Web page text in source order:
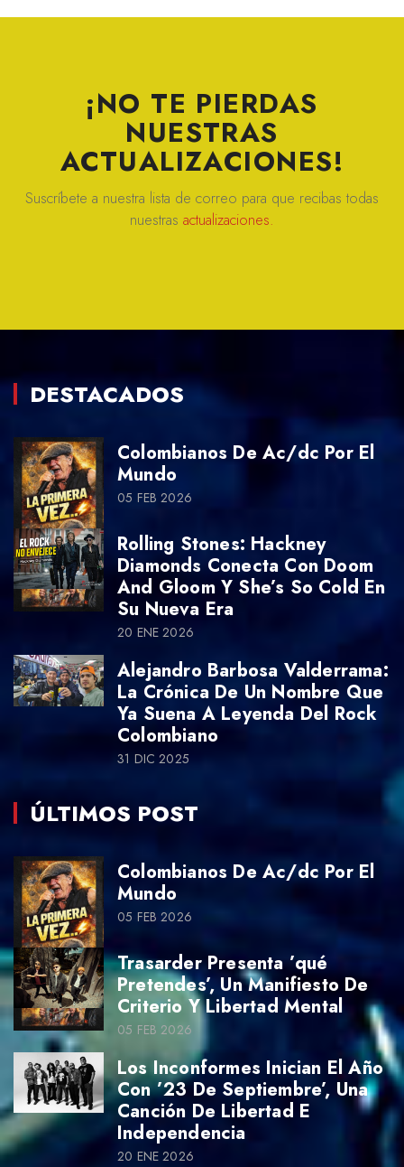
¡NO TE PIERDAS
NUESTRAS
ACTUALIZACIONES!
Suscríbete a nuestra lista de correo para que recibas todas
nuestras actualizaciones.
DESTACADOS
Colombianos De Ac/dc Por El
Mundo
05 FEB 2026
Rolling Stones: Hackney
Diamonds Conecta Con Doom
And Gloom Y She’s So Cold En
Su Nueva Era
20 ENE 2026
Alejandro Barbosa Valderrama:
La Crónica De Un Nombre Que
Ya Suena A Leyenda Del Rock
Colombiano
31 DIC 2025
ÚLTIMOS POST
Colombianos De Ac/dc Por El
Mundo
05 FEB 2026
Trasarder Presenta ’qué
Pretendes’, Un Manifiesto De
Criterio Y Libertad Mental
05 FEB 2026
Los Inconformes Inician El Año
Con ’23 De Septiembre’, Una
Canción De Libertad E
Independencia
20 ENE 2026